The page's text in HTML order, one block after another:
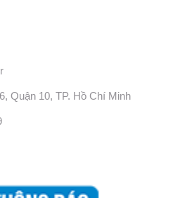
Quận 10, TP. Hồ Chí Minh